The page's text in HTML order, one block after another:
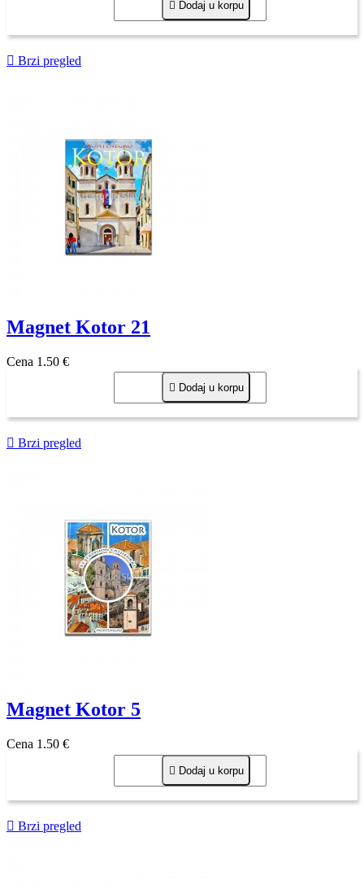
 Dodaj u korpu
 Brzi pregled
Magnet Kotor 21
Cena 1,50 €
 Dodaj u korpu
 Brzi pregled
Magnet Kotor 5
Cena 1,50 €
 Dodaj u korpu
 Brzi pregled